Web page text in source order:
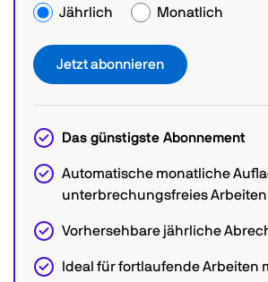
Jetzt abonnieren
Jährlich Monatlich
Das günstigste Abonnement
Automatische monatliche
unterbrechungsfreies Arbeiten
Vorhersehbare jährliche
Ideal für fortlaufende Arbeiten